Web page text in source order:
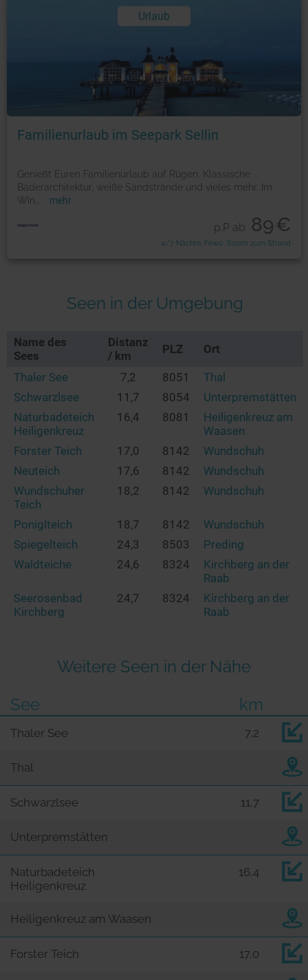
Urlaub
Familienurlaub im Seepark Sellin
Genießt Euren Familienurlaub auf Rügen. Klassische
Bäderarchitektur, weiße Sandstrände und vieles mehr. Im
Win
mehr
p.P ab 89€
4/7 Nächte, Fewo, 800m zum Strand
Seen in der Umgebung
Name des
Sees
Distanz
/ km
PLZ Ort
Thaler See 7,2 8051
Thal
Schwarzlsee
11,7 8054
Unterpremstätten
Naturbadeteich
Heiligenkreuz
16,4 8081
Heiligenkreuz am
Waasen
Forster Teich
17,0 8142
Wundschuh
Neuteich
17,6 8142
Wundschuh
Wundschuher
Teich
18,2 8142 Wundschuh
Poniglteich 18,7 8142
Wundschuh
Spiegelteich
24,3 8503
Preding
Waldteiche
24,6 8324
Kirchberg an der
Raab
Seerosenbad
Kirchberg
24,7 8324
Kirchberg an der
Raab
Weitere Seen in der Nähe
See
km
Thaler See 7,2
Thal
Schwarzlsee 11,7
Unterpremstätten
Naturbadeteich
Heiligenkreuz
16,4
Heiligenkreuz am Waasen
Forster Teich 17,0